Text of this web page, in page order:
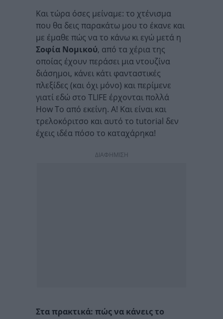
Και τώρα όσες μείναμε: το χτένισμα
που θα δεις παρακάτω μου το έκανε και
με έμαθε πώς να το κάνω κι εγώ μετά η
Σοφία Νομικού, από τα χέρια της
οποίας έχουν περάσει μια ντουζίνα
διάσημοι, κάνει κάτι φανταστικές
πλεξίδες (και όχι μόνο) και περίμενε
γιατί εδώ στο TLIFE έρχονται πολλά
How To από εκείνη. Α! Και είναι και
τρελοκόριτσο και αυτό το tutorial δεν
έχεις ιδέα πόσο το καταχάρηκα!
ΔΙΑΦΗΜΙΣΗ
Στα πρακτικά: πώς να κάνεις το